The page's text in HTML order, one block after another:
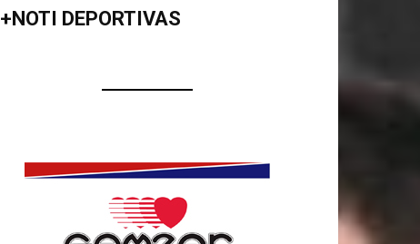
+NOTI DEPORTIVAS